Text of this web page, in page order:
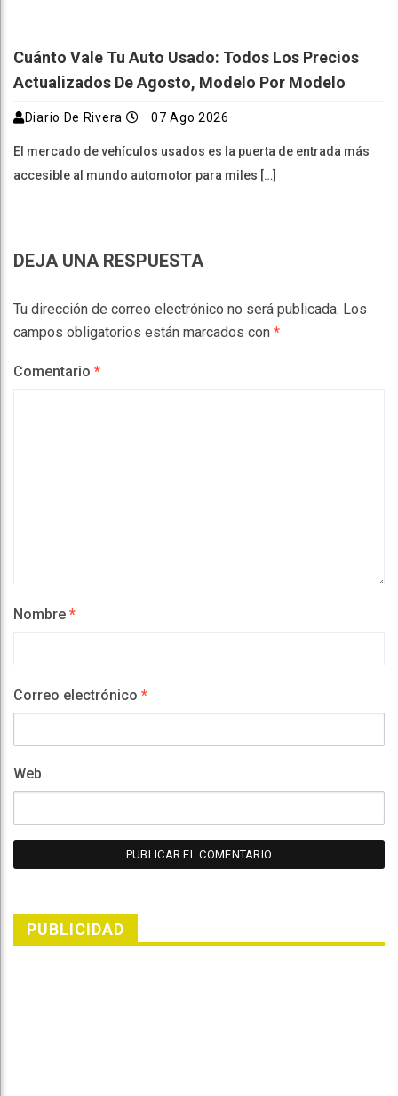
Cuánto Vale Tu Auto Usado: Todos Los Precios
Actualizados De Agosto, Modelo Por Modelo
Diario De Rivera 07 Ago 2026
El mercado de vehículos usados es la puerta de entrada más
accesible al mundo automotor para miles […]
DEJA UNA RESPUESTA
Tu dirección de correo electrónico no será publicada. Los
campos obligatorios están marcados con *
Comentario *
Nombre *
Correo electrónico *
Web
PUBLICIDAD